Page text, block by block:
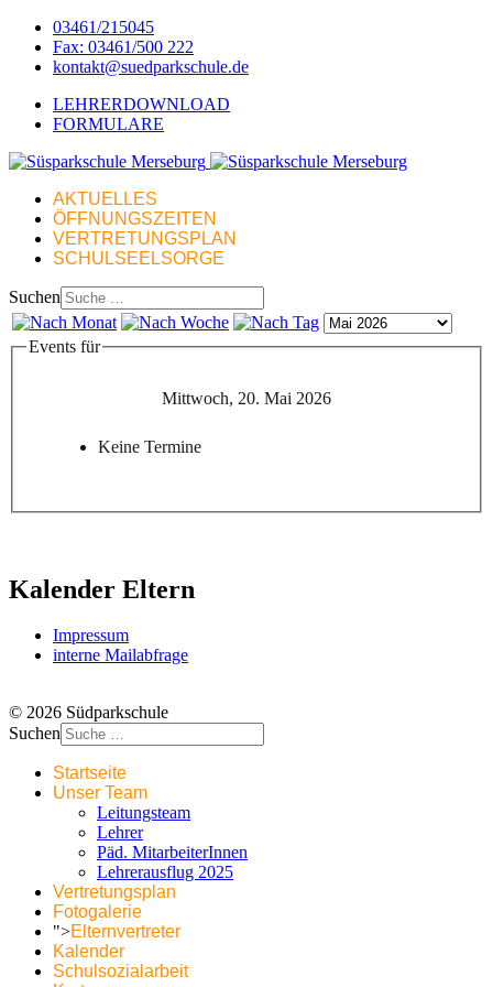
03461/215045
Fax: 03461/500 222
kontakt@suedparkschule.de
LEHRERDOWNLOAD
FORMULARE
AKTUELLES
ÖFFNUNGSZEITEN
VERTRETUNGSPLAN
SCHULSEELSORGE
Suchen
Events für
Mittwoch, 20. Mai 2026
Keine Termine
Kalender Eltern
Impressum
interne Mailabfrage
© 2026 Südparkschule
Suchen
Startseite
Unser Team
Leitungsteam
Lehrer
Päd. MitarbeiterInnen
Lehrerausflug 2025
Vertretungsplan
Fotogalerie
">Elternvertreter
Kalender
Schulsozialarbeit